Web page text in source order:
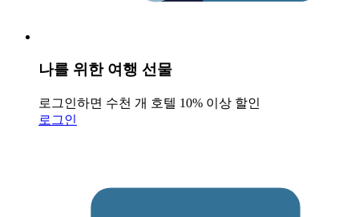
나를 위한 여행 선물
로그인하면 수천 개 호텔 10% 이상 할인
로그인